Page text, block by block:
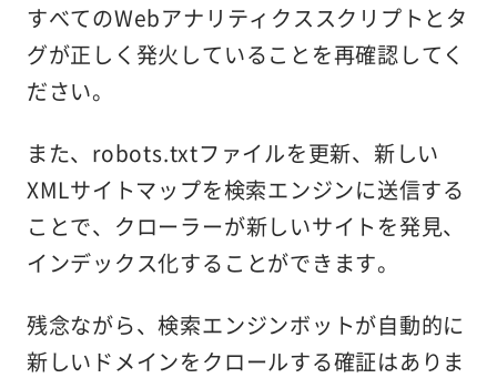
すべてのWebアナリティクススクリプトとタ
グが正しく発火していることを再確認してく
ださい。
また、robots.txtファイルを更新、新しい
XMLサイトマップを検索エンジンに送信する
ことで、クローラーが新しいサイトを発見、
インデックス化することができます。
残念ながら、検索エンジンボットが自動的に
新しいドメインをクロールする確証はありま